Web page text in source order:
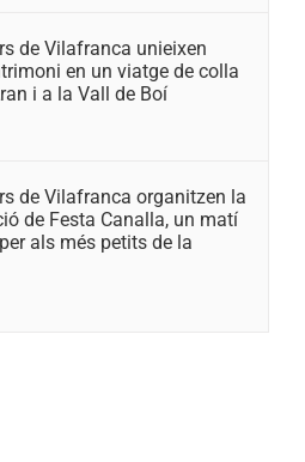
de Vilafranca unieixen
en un viatge de colla
i a la Vall de Boí
de Vilafranca organitzen la
de Festa Canalla, un matí
als més petits de la